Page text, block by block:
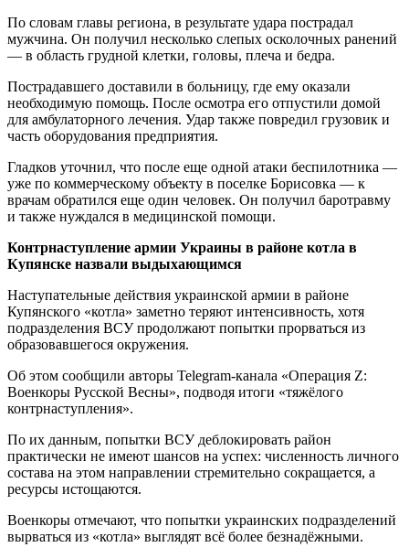
По словам главы региона, в результате удара пострадал
мужчина. Он получил несколько слепых осколочных ранений
— в область грудной клетки, головы, плеча и бедра.
Пострадавшего доставили в больницу, где ему оказали
необходимую помощь. После осмотра его отпустили домой
для амбулаторного лечения. Удар также повредил грузовик и
часть оборудования предприятия.
Гладков уточнил, что после еще одной атаки беспилотника —
уже по коммерческому объекту в поселке Борисовка — к
врачам обратился еще один человек. Он получил баротравму
и также нуждался в медицинской помощи.
Контрнаступление армии Украины в районе котла в
Купянске назвали выдыхающимся
Наступательные действия украинской армии в районе
Купянского «котла» заметно теряют интенсивность, хотя
подразделения ВСУ продолжают попытки прорваться из
образовавшегося окружения.
Об этом сообщили авторы Telegram-канала «Операция Z:
Военкоры Русской Весны», подводя итоги «тяжёлого
контрнаступления».
По их данным, попытки ВСУ деблокировать район
практически не имеют шансов на успех: численность личного
состава на этом направлении стремительно сокращается, а
ресурсы истощаются.
Военкоры отмечают, что попытки украинских подразделений
вырваться из «котла» выглядят всё более безнадёжными.